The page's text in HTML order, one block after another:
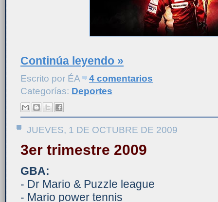
Continúa leyendo »
Escrito por ÉA
4 comentarios
Categorías: Deportes
JUEVES, 1 DE OCTUBRE DE 2009
3er trimestre 2009
GBA:
- Dr Mario & Puzzle league
- Mario power tennis